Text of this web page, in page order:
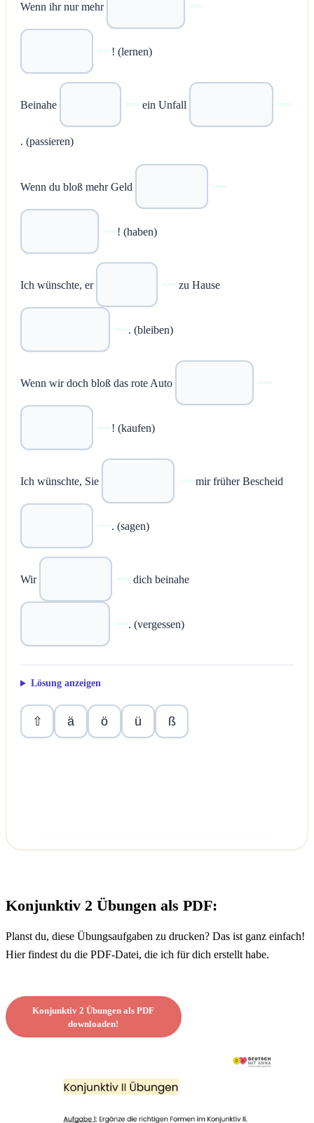
Wenn ihr nur mehr
! (lernen)
Beinahe ein Unfall
. (passieren)
Wenn du bloß mehr Geld
! (haben)
Ich wünschte, er zu Hause
. (bleiben)
Wenn wir doch bloß das rote Auto
! (kaufen)
Ich wünschte, Sie mir früher Bescheid
. (sagen)
Wir dich beinahe
. (vergessen)
Lösung anzeigen
⇧ ä ö ü ß
Konjunktiv 2 Übungen als PDF:
Planst du, diese Übungsaufgaben zu drucken? Das ist ganz einfach!
Hier findest du die PDF-Datei, die ich für dich erstellt habe.
Konjunktiv 2 Übungen als PDF
downloaden!